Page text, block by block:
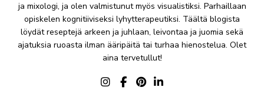
ja mixologi, ja olen valmistunut myös visualistiksi. Parhaillaan
opiskelen kognitiiviseksi lyhytterapeutiksi. Täältä blogista
löydät reseptejä arkeen ja juhlaan, leivontaa ja juomia sekä
ajatuksia ruoasta ilman ääripäitä tai turhaa hienostelua. Olet
aina tervetullut!